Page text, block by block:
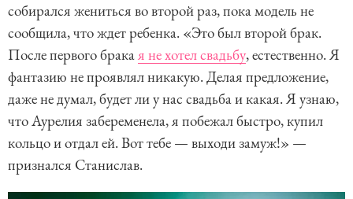
собирался жениться во второй раз, пока модель не
сообщила, что ждет ребенка. «Это был второй брак.
После первого бракая не хотел свадьбу, естественно. Я
фантазию не проявлял никакую. Делая предложение,
даже не думал, будет ли у нас свадьба и какая. Я узнаю,
что Аурелия забеременела, я побежал быстро, купил
кольцо и отдал ей. Вот тебе — выходи замуж!» —
признался Станислав.